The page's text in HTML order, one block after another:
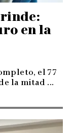
rinde:
en la
el 77
la mitad ...